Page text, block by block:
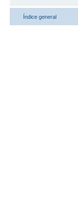
Índice general